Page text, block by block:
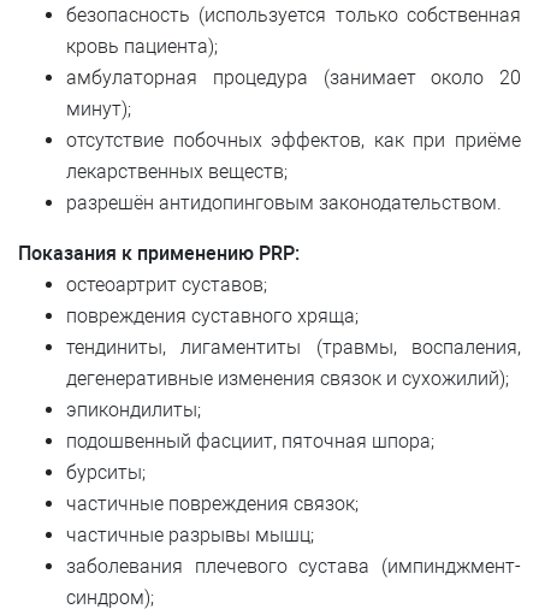
безопасность (используется только собственная
кровь пациента);
амбулаторная процедура (занимает около 20
минут);
отсутствие побочных эффектов, как при приёме
лекарственных веществ;
разрешён антидопинговым законодательством.
Показания к применению PRP:
остеоартрит суставов;
повреждения суставного хряща;
тендиниты, лигаментиты (травмы, воспаления,
дегенеративные изменения связок и сухожилий);
эпикондилиты;
подошвенный фасциит, пяточная шпора;
бурситы;
частичные повреждения связок;
частичные разрывы мышц;
заболевания плечевого сустава (импинджмент-
синдром);